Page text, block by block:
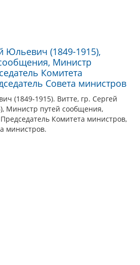
Юльевич (1849-1915),
Министр
Комитета
Совета министров
(1849-1915). Витте, гр. Сергей
Министр путей сообщения,
Комитета министров,
министров.